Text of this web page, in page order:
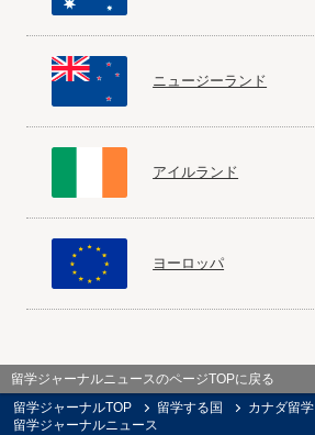
ニュージーランド
アイルランド
ヨーロッパ
留学ジャーナルニュースのページTOPに戻る
留学ジャーナルTOP
留学する国
カナダ留学
留学ジャーナルニュース